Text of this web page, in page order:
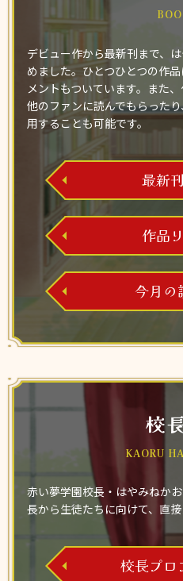
デビュー作から最新刊まで、
めました。ひとつひとつの作
メントもついています。また
他のファンに読んでもらった
用することも可能です。
最新
作品
今月の
校
KAORU
赤い夢学園校長・はやみねか
長から生徒たちに向けて、直
校長プロ